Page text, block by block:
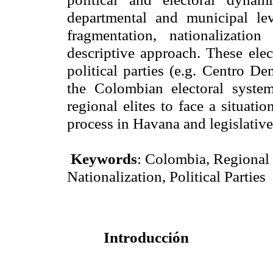
departmental and municipal
fragmentation,
descriptive approach. These
political parties (e.g. Centro
the Colombian electoral
regional elites to face a
process in Havana and
Keywords: Colombia,
Nationalization, Political Parties
Introducción